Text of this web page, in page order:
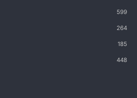
599
264
185
448